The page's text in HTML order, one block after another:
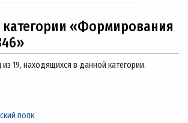
«Формирования
из 19, находящихся в данной категории.
полк